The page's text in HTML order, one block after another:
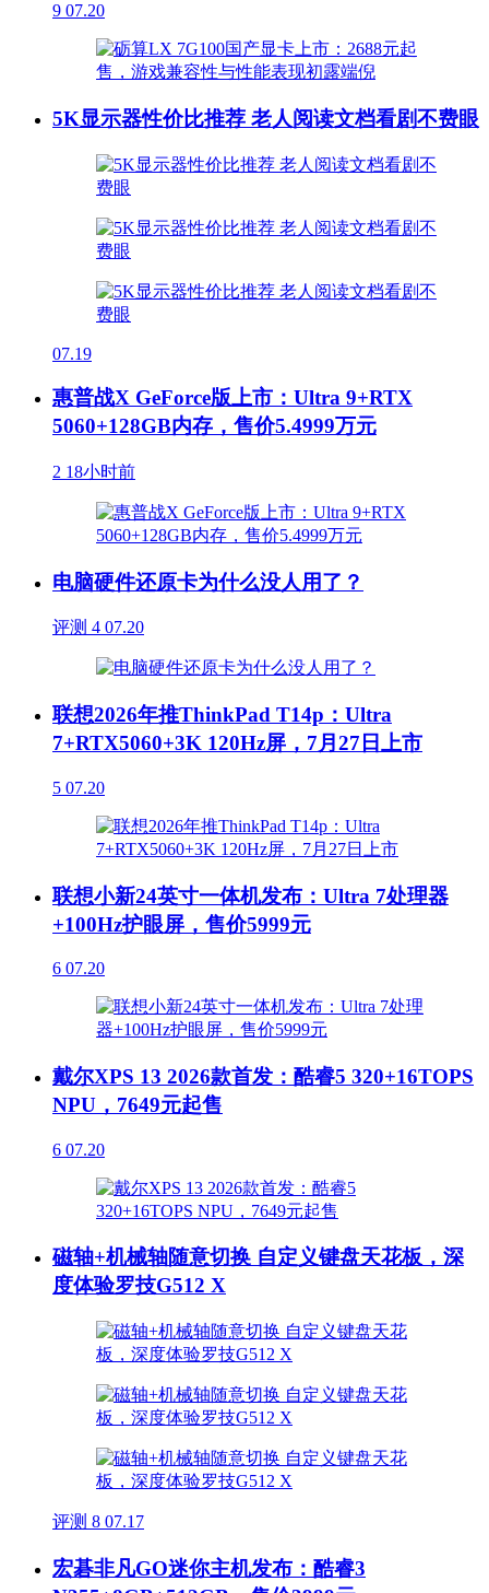
9 07.20
5K显示器性价比推荐 老人阅读文档看剧不费眼
07.19
惠普战X GeForce版上市：Ultra 9+RTX
5060+128GB内存，售价5.4999万元
2 18小时前
电脑硬件还原卡为什么没人用了？
评测 4 07.20
联想2026年推ThinkPad T14p：Ultra
7+RTX5060+3K 120Hz屏，7月27日上市
5 07.20
联想小新24英寸一体机发布：Ultra 7处理器
+100Hz护眼屏，售价5999元
6 07.20
戴尔XPS 13 2026款首发：酷睿5 320+16TOPS
NPU，7649元起售
6 07.20
磁轴+机械轴随意切换 自定义键盘天花板，深
度体验罗技G512 X
评测 8 07.17
宏碁非凡GO迷你主机发布：酷睿3